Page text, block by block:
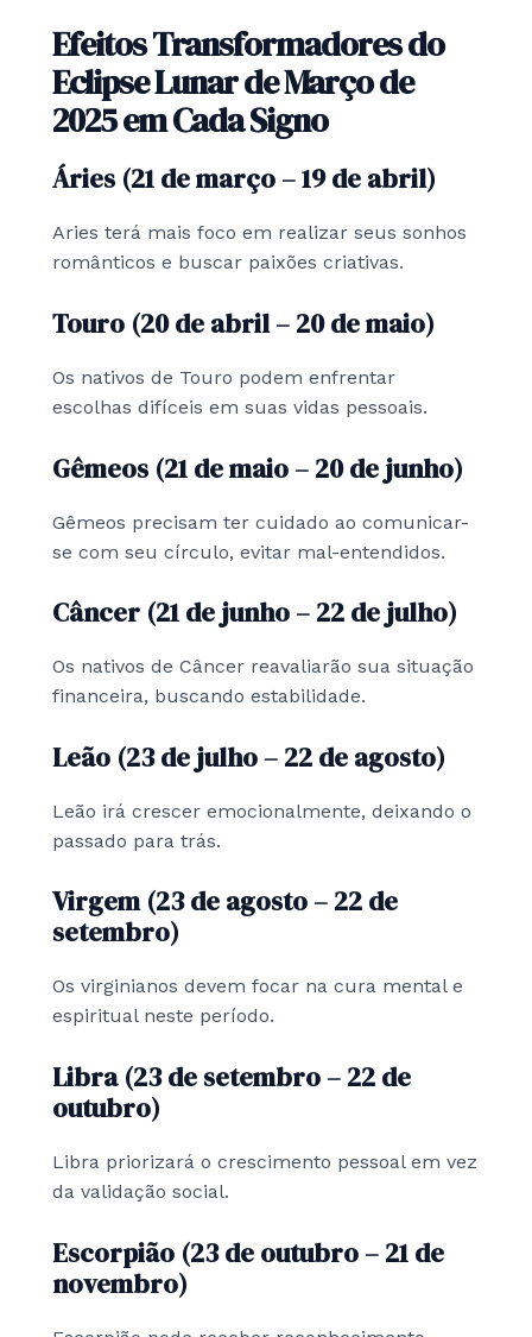
Efeitos Transformadores do
Eclipse Lunar de Março de
2025 em Cada Signo
Áries (21 de março – 19 de abril)
Aries terá mais foco em realizar seus sonhos
românticos e buscar paixões criativas.
Touro (20 de abril – 20 de maio)
Os nativos de Touro podem enfrentar
escolhas difíceis em suas vidas pessoais.
Gêmeos (21 de maio – 20 de junho)
Gêmeos precisam ter cuidado ao comunicar-
se com seu círculo, evitar mal-entendidos.
Câncer (21 de junho – 22 de julho)
Os nativos de Câncer reavaliarão sua situação
financeira, buscando estabilidade.
Leão (23 de julho – 22 de agosto)
Leão irá crescer emocionalmente, deixando o
passado para trás.
Virgem (23 de agosto – 22 de
setembro)
Os virginianos devem focar na cura mental e
espiritual neste período.
Libra (23 de setembro – 22 de
outubro)
Libra priorizará o crescimento pessoal em vez
da validação social.
Escorpião (23 de outubro – 21 de
novembro)